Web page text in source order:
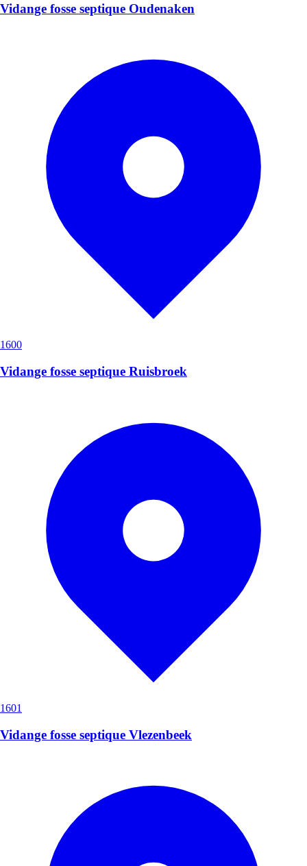
Vidange fosse septique Oudenaken
1600
Vidange fosse septique Ruisbroek
1601
Vidange fosse septique Vlezenbeek